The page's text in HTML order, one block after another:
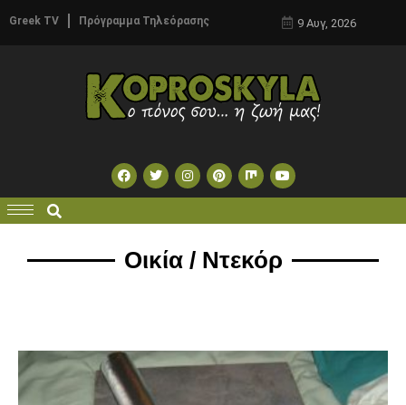
Greek TV Πρόγραμμα Τηλεόρασης 9 Αυγ, 2026
Οικία / Ντεκόρ